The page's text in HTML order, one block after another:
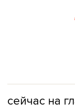
сейчас на